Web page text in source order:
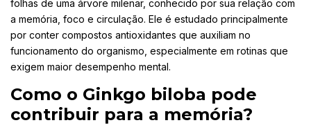
folhas de uma árvore milenar, conhecido por sua relação com
a memória, foco e circulação. Ele é estudado principalmente
por conter compostos antioxidantes que auxiliam no
funcionamento do organismo, especialmente em rotinas que
exigem maior desempenho mental.
Como o Ginkgo biloba pode
contribuir para a memória?